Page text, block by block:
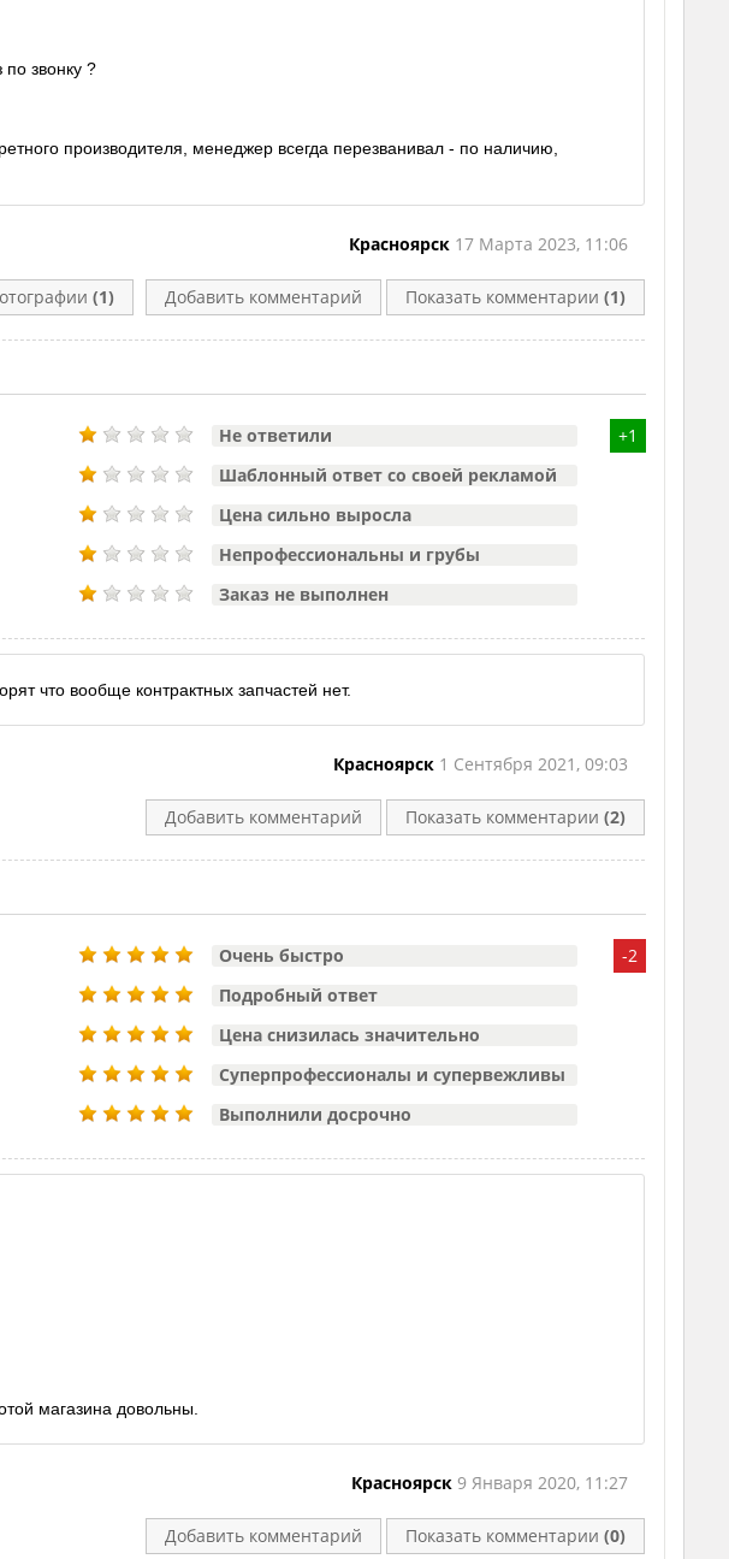
по звонку ?
производителя, менеджер всегда перезванивал - по наличию,
Красноярск17 Марта 2023, 11:06
Добавить комментарий Показать комментарии (1)
(1)
+1
Не ответили
Шаблонный ответ со своей рекламой
Цена сильно выросла
Непрофессиональны и грубы
Заказ не выполнен
что вообще контрактных запчастей нет.
Красноярск1 Сентября 2021, 09:03
Добавить комментарий Показать комментарии (2)
-2
Очень быстро
Подробный ответ
Цена снизилась значительно
Суперпрофессионалы и супервежливы
Выполнили досрочно
магазина довольны.
Красноярск9 Января 2020, 11:27
Добавить комментарий Показать комментарии (0)